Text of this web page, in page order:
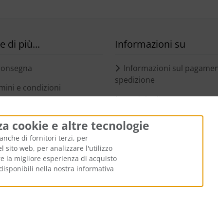
di più...
e condizioni
dei cookie
Informazioni su
Informazioni sul
spedizione
Modulo di recesso
Politica di cancellazione e
cancellazione campione
Baby und Kinder Geschenke von kiddi-media © 2026 |
cookie e altre tecnologie
di fornitori terzi, per
sito web, per analizzare l'utilizzo
la migliore esperienza di acquisto
nella nostra informativa